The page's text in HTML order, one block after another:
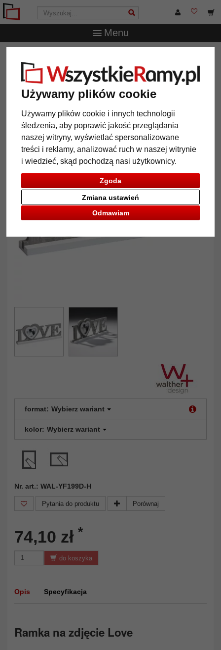
Używamy plików cookie
Używamy plików cookie i innych technologii
śledzenia, aby poprawić jakość przeglądania
naszej witryny, wyświetlać spersonalizowane
treści i reklamy, analizować ruch w naszej witrynie
i wiedzieć, skąd pochodzą nasi użytkownicy.
Zgoda
Odmawiam
Zmiana ustawień
Menu
drewniana Love
Rama drewniana Love
Powrót
format: Wybierz wariant
kolor: Wybierz wariant
Nr. art.: WAL-YF199D-H
Pytania do produktu Porównaj
74,10 zł *
do koszyka
Opis Specyfikacja
Ramka na zdjęcie Love